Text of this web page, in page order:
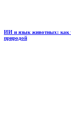
ИИ и язык животных: как
природой